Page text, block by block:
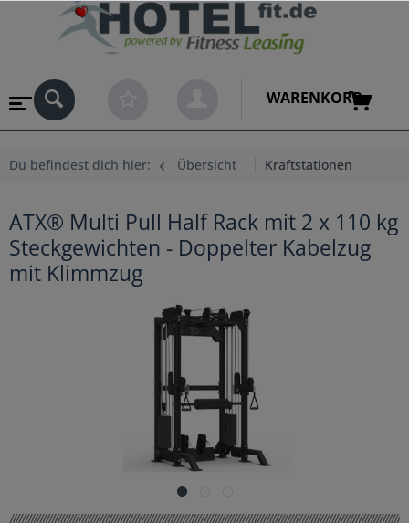
WARENKORB
Du befindest dich hier: Übersicht Kraftstationen
ATX® Multi Pull Half Rack mit 2 x 110 kg
Steckgewichten - Doppelter Kabelzug
mit Klimmzug